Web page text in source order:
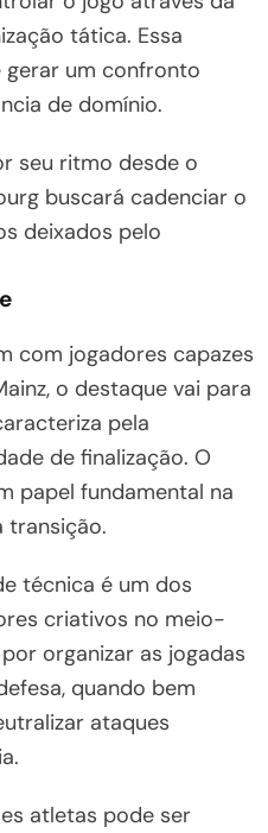
tática. Essa
um confronto
de domínio.
seu ritmo desde o
buscará cadenciar o
deixados pelo
com jogadores capazes
o destaque vai para
pela
de finalização. O
papel fundamental na
transição.
técnica é um dos
criativos no meio-
organizar as jogadas
quando bem
ataques
atletas pode ser